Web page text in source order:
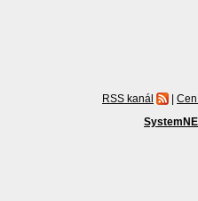
RSS kanál |